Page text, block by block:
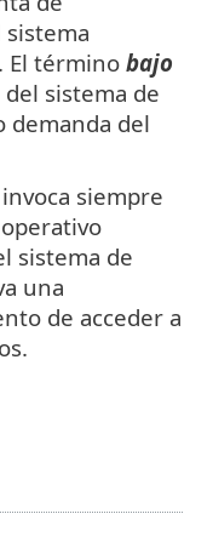
El término bajo
sistema de
demanda del
siempre
sistema de
una
de acceder a